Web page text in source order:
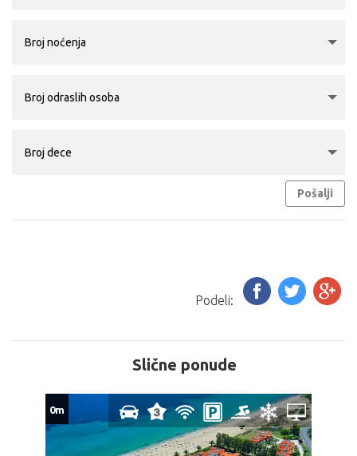
sredstvom sa dela puta do (ili sa) destinacije.
putuje, overenu kod nadležnog organa.
Cena prevoza obuhvata i prevoz do dva komada ličnog
autobusa, uobičajene veličine, a ukupne težine do 20
Nećemo biti u obavezi da prevezemo prtljag koji prelazi
obavezi da primi višak prtljaga.
(osim lekova), kolica na baterije ili skutere, dečija kolica
koja se ne sklapaju, bicikle, surferske daske, hrana ili
bilo koje druge artikle ili supstance koje nisu
Pošalji
Podeli:
Slične ponude
0m